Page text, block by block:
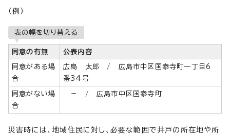
（例）
表の幅を切り替える
同意の有無 公表内容
同意がある場
合
広島 太郎 / 広島市中区国泰寺町一丁目6
番34号
同意がない場
合
－ / 広島市中区国泰寺町
災害時には、地域住民に対し、必要な範囲で井戸の所在地や所